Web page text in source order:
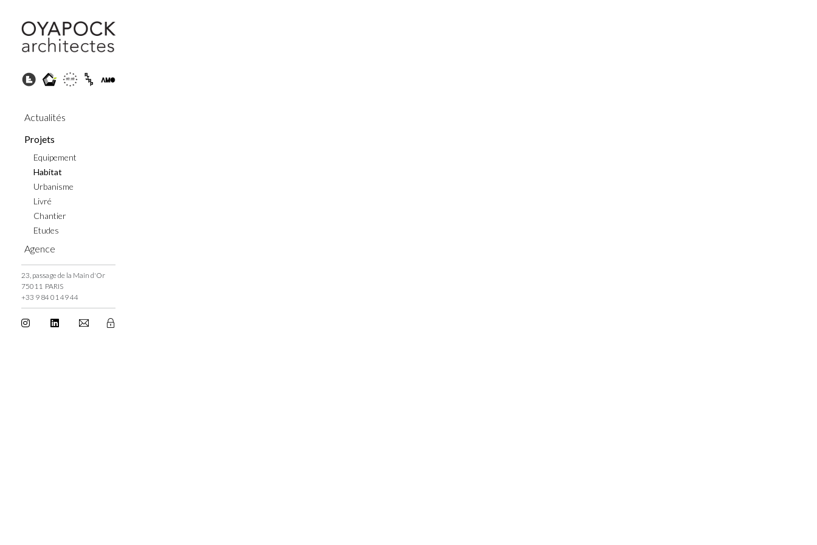
Actualités
Projets
Equipement
Habitat
Urbanisme
Livré
Chantier
Etudes
Agence
23, passage de la Main d'Or
75011 PARIS
+33 9 84 01 49 44